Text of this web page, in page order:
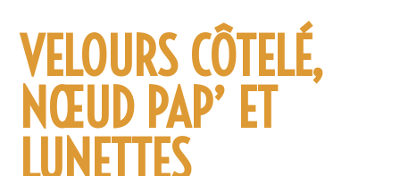
VELOURS CÔTELÉ,
NŒUD PAP’ ET
LUNETTES